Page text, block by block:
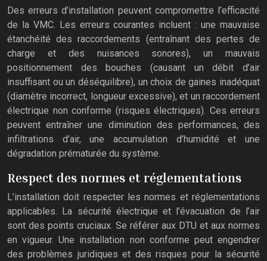
Des erreurs d’installation peuvent compromettre l’efficacité
de la VMC. Les erreurs courantes incluent : une mauvaise
étanchéité des raccordements (entraînant des pertes de
charge et des nuisances sonores), un mauvais
positionnement des bouches (causant un débit d’air
insuffisant ou un déséquilibre), un choix de gaines inadéquat
(diamètre incorrect, longueur excessive), et un raccordement
électrique non conforme (risques électriques). Ces erreurs
peuvent entraîner une diminution des performances, des
infiltrations d’air, une accumulation d’humidité et une
dégradation prématurée du système.
Respect des normes et réglementations
L’installation doit respecter les normes et réglementations
applicables. La sécurité électrique et l’évacuation de l’air
sont des points cruciaux. Se référer aux DTU et aux normes
en vigueur. Une installation non conforme peut engendrer
des problèmes juridiques et des risques pour la sécurité